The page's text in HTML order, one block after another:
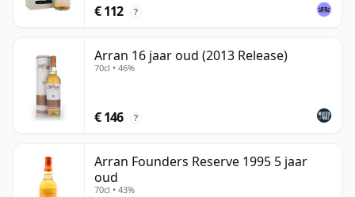
€ 112 ?
Arran 16 jaar oud (2013 Release)
70cl • 46%
€ 146 ?
Arran Founders Reserve 1995 5 jaar
oud
70cl • 43%